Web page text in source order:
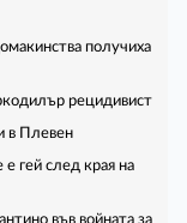
получиха
рецидивист
в Плевен
гей след края на
във войната за